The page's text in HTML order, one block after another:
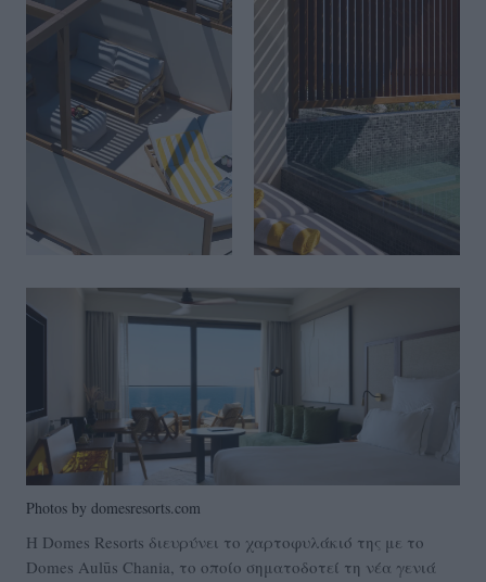
Photos by domesresorts.com
Η Domes Resorts διευρύνει το χαρτοφυλάκιό της με το
Domes Aulūs Chania, το οποίο σηματοδοτεί τη νέα γενιά